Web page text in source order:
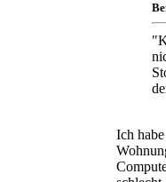
Ich